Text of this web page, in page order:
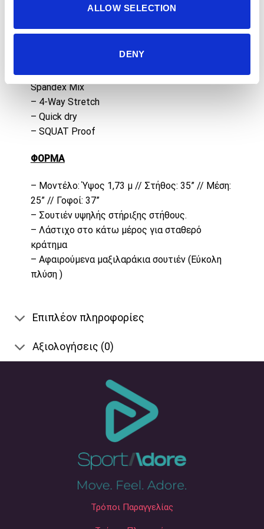
ALLOW SELECTION
DENY
– Custom SQUATWOLF Fabric
– Σύνθεση υφάσματος: Performance Nylon +
Spandex Mix
– 4-Way Stretch
– Quick dry
– SQUAT Proof
ΦΟΡΜΑ
– Μοντέλο: Ύψος 1,73 μ // Στήθος: 35” // Μέση:
25” // Γοφοί: 37”
– Σουτιέν υψηλής στήριξης στήθους.
– Λάστιχο στο κάτω μέρος για σταθερό
κράτημα
– Αφαιρούμενα μαξιλαράκια σουτιέν (Εύκολη
πλύση )
Επιπλέον πληροφορίες
Αξιολογήσεις (0)
Τρόποι Παραγγελίας